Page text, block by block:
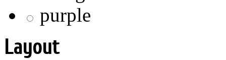
purple
Layout